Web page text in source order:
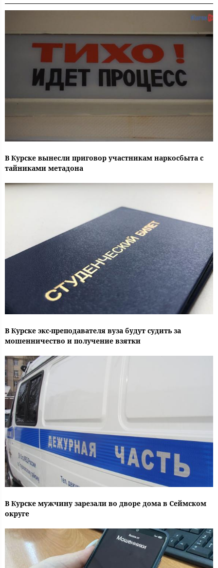
В Курске вынесли приговор участникам наркосбыта с
тайниками метадона
В Курске экс-преподавателя вуза будут судить за
мошенничество и получение взятки
В Курске мужчину зарезали во дворе дома в Сеймском
округе